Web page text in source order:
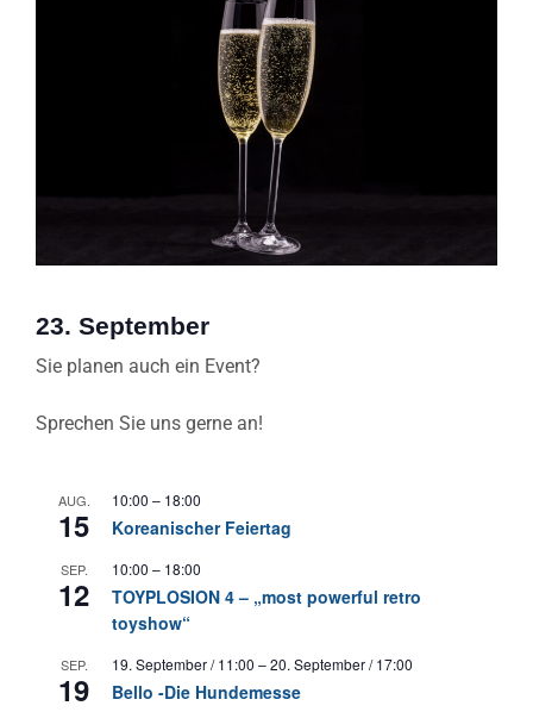
23. September
Sie planen auch ein Event?
Sprechen Sie uns gerne an!
AUG.
15
10:00 – 18:00
Koreanischer Feiertag
SEP.
12
10:00 – 18:00
TOYPLOSION 4 – „most powerful retro
toyshow“
SEP.
19
19. September / 11:00 –20. September / 17:00
Bello -Die Hundemesse